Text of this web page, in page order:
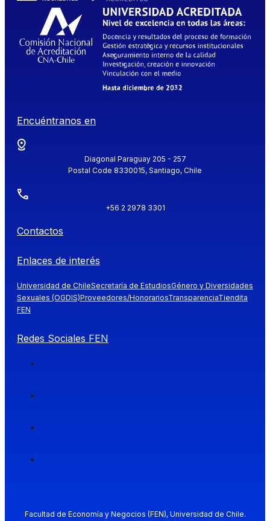
Encuéntranos en
Diagonal Paraguay 205 - 257
Postal Code 8330015, Santiago, Chile
+56 2 2978 3301
Contactos
Enlaces de interés
Universidad de ChileSecretaría de EstudiosGénero y Diversidades
Sexuales (OGDIS)Proveedores/HonorariosTransparenciaTiendita
FEN
Redes Sociales FEN
Facultad de Economía y Negocios (FEN), Universidad de Chile.